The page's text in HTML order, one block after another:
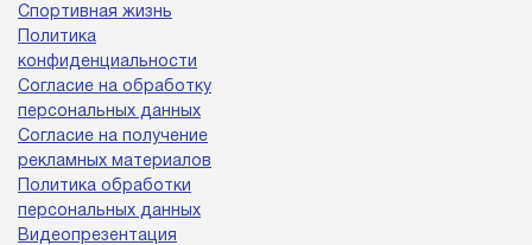
Спортивная жизнь
Политика
конфиденциальности
Согласие на обработку
персональных данных
Согласие на получение
рекламных материалов
Политика обработки
персональных данных
Видеопрезентация